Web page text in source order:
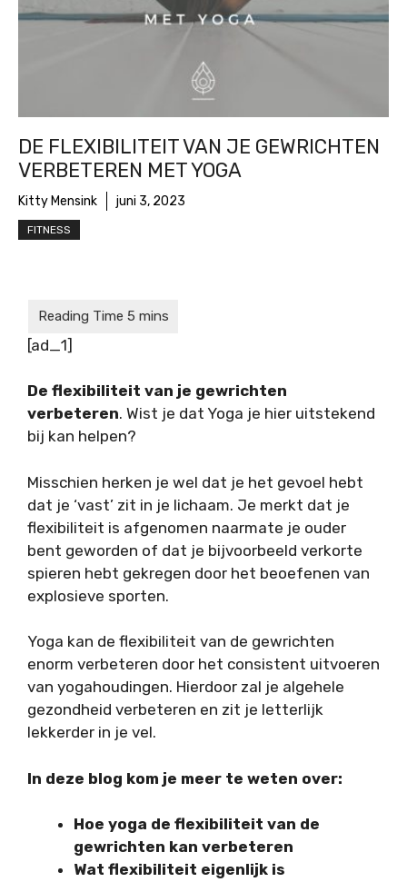
DE FLEXIBILITEIT VAN JE GEWRICHTEN
VERBETEREN MET YOGA
Kitty Mensink juni 3, 2023
FITNESS
[ad_1]
De flexibiliteit van je gewrichten
verbeteren. Wist je dat Yoga je hier uitstekend
bij kan helpen?
Misschien herken je wel dat je het gevoel hebt
dat je ‘vast’ zit in je lichaam. Je merkt dat je
flexibiliteit is afgenomen naarmate je ouder
bent geworden of dat je bijvoorbeeld verkorte
spieren hebt gekregen door het beoefenen van
explosieve sporten.
Yoga kan de flexibiliteit van de gewrichten
enorm verbeteren door het consistent uitvoeren
van yogahoudingen. Hierdoor zal je algehele
gezondheid verbeteren en zit je letterlijk
lekkerder in je vel.
In deze blog kom je meer te weten over:
Hoe yoga de flexibiliteit van de
gewrichten kan verbeteren
Wat flexibiliteit eigenlijk is